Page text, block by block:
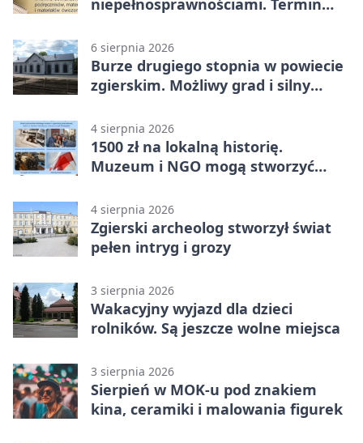
6 sierpnia 2026
Burze drugiego stopnia w powiecie
zgierskim. Możliwy grad i silny
4 sierpnia 2026
1500 zł na lokalną historię.
Muzeum i NGO mogą stworzyć
4 sierpnia 2026
Zgierski archeolog stworzył świat
pełen intryg i grozy
3 sierpnia 2026
Wakacyjny wyjazd dla dzieci
rolników. Są jeszcze wolne miejsca
3 sierpnia 2026
Sierpień w MOK-u pod znakiem
kina, ceramiki i malowania figurek